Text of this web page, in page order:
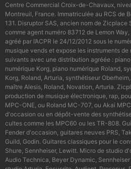
Centre Commercial Croix-de-Chavaux,
Montreuil, France. Immatriculée au RCS de
131. Disruptor SAS, ancien nom de Zicplace
comme agent numéro 83712 de Lemon
agréé par l’ACPR le 24/12/2012 sous le
musique vends et expose les instruments
suivants avec une distribution agréée :
numérique Korg, piano numérique Roland,
Korg, Roland, Arturia, synthétiseur
maître Alesis, Roland, Novation, Arturia.
production de musique électronique, rap,
MPC-ONE, ou Roland MC-707, ou Akai
d'occasion ou en dépôt-vente des
cultes comme les MPC60 ou les TR-808.
Fender d'occasion, guitares neuves PRS,
Guild, Godin. Guitares classiques pour le
Shure, Sennheiser, Lewitt. Micro de studio
Audio Technica, Beyer Dynamic,